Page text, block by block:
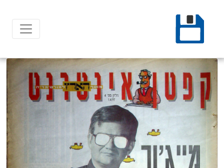
content